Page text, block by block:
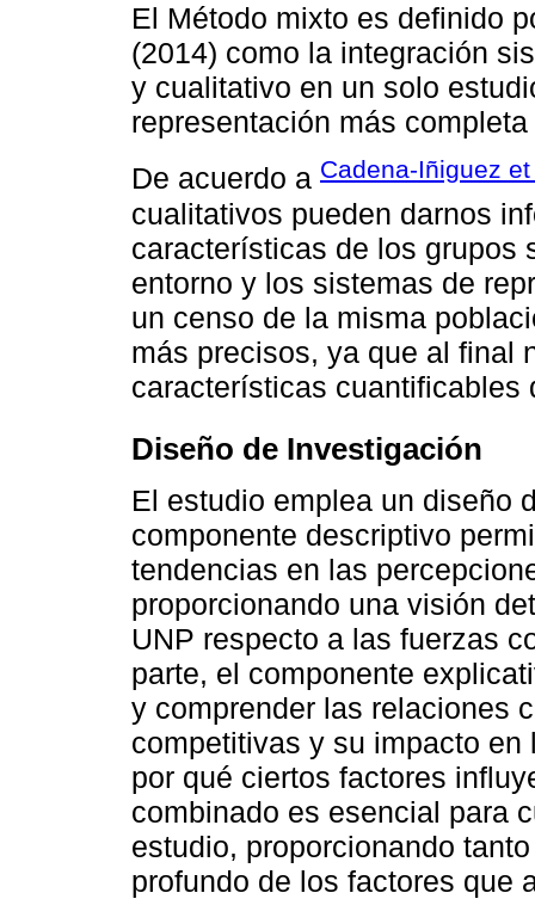
El Método mixto es definido
(2014) como la integración
y cualitativo en un solo
representación más
De acuerdo a Cadena-Iñiguez
cualitativos pueden darnos
características de los grupos
entorno y los sistemas de
un censo de la misma
más precisos, ya que al final
características cuantificables
Diseño de Investigación
El estudio emplea un diseño
componente descriptivo
tendencias en las
proporcionando una visión
UNP respecto a las fuerzas
parte, el componente
y comprender las relaciones
competitivas y su impacto
por qué ciertos factores
combinado es esencial para
estudio, proporcionando
profundo de los factores que